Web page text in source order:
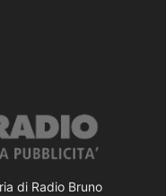
di Radio Bruno